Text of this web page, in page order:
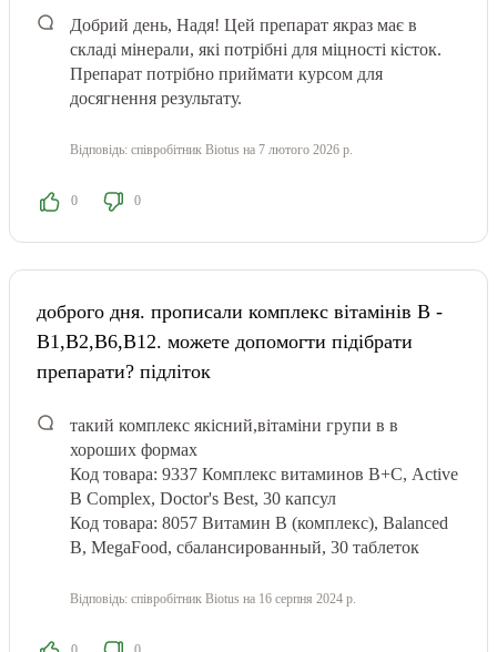
Добрий день, Надя! Цей препарат якраз має в
складі мінерали, які потрібні для міцності кісток.
Препарат потрібно приймати курсом для
досягнення результату.
Відповідь: співробітник Biotus на 7 лютого 2026 р.
0 0
доброго дня. прописали комплекс вітамінів В -
В1,В2,В6,В12. можете допомогти підібрати
препарати? підліток
такий комплекс якісний,вітаміни групи в в
хороших формах
Код товара: 9337 Комплекс витаминов В+С, Active
B Complex, Doctor's Best, 30 капсул
Код товара: 8057 Витамин В (комплекс), Balanced
B, MegaFood, сбалансированный, 30 таблеток
Відповідь: співробітник Biotus на 16 серпня 2024 р.